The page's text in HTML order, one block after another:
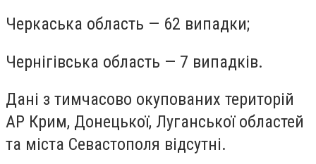
Черкаська область — 62 випадки;
Чернігівська область — 7 випадків.
Дані з тимчасово окупованих територій
АР Крим, Донецької, Луганської областей
та міста Севастополя відсутні.